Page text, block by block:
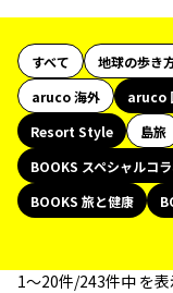
すべて 地球の歩き
aruco 海外
aruco
Resort Style
島旅
BOOKS スペシャルコ
BOOKS 旅と健康
1〜20件/243件中 を